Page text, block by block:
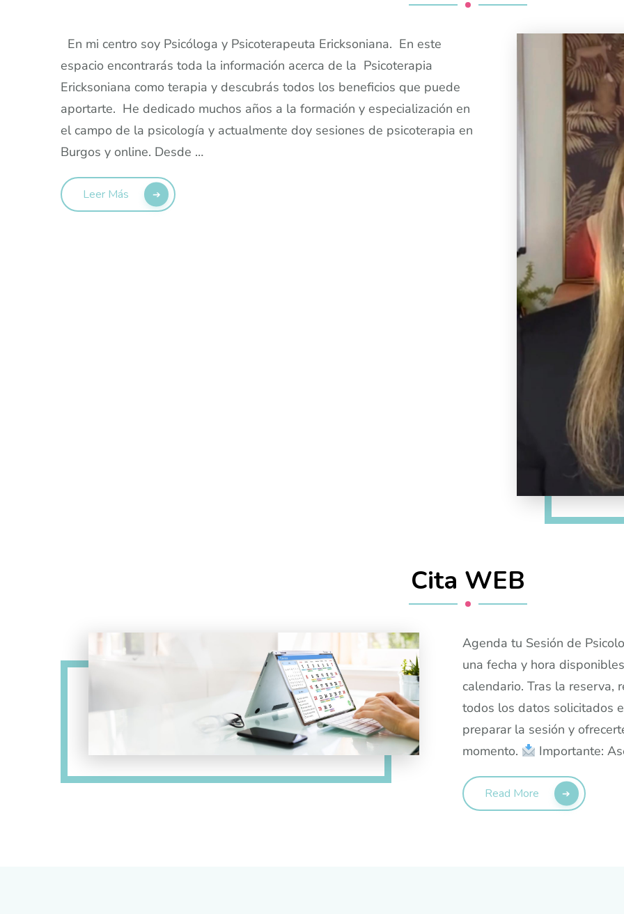
En mi centro soy Psicóloga y Psicoterapeuta Ericksoniana. En este
espacio encontrarás toda la información acerca de la Psicoterapia
Ericksoniana como terapia y descubrás todos los beneficios que puede
aportarte. He dedicado muchos años a la formación y especialización en
el campo de la psicología y actualmente doy sesiones de psicoterapia en
Burgos y online. Desde …
Leer Más
Cita WEB
Agenda tu Sesión de
una fecha y hora
calendario. Tras la reserva,
todos los datos solicitados
preparar la sesión y
momento.
Importante:
Read More